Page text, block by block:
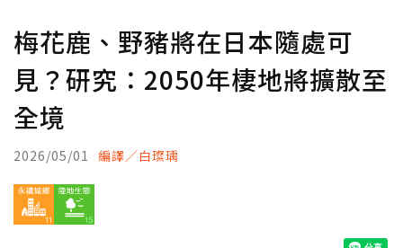
梅花鹿、野豬將在日本隨處可
見？研究：2050年棲地將擴散至
全境
2026/05/01 編譯／白璨瑀